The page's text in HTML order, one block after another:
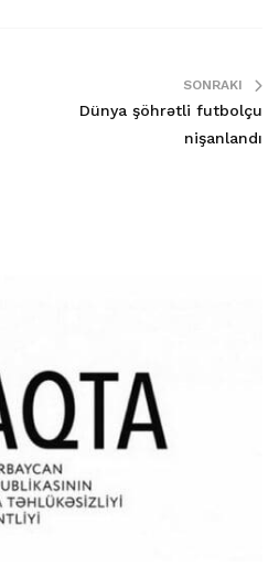
SONRAKI
Dünya şöhrətli futbolçu
nişanlandı